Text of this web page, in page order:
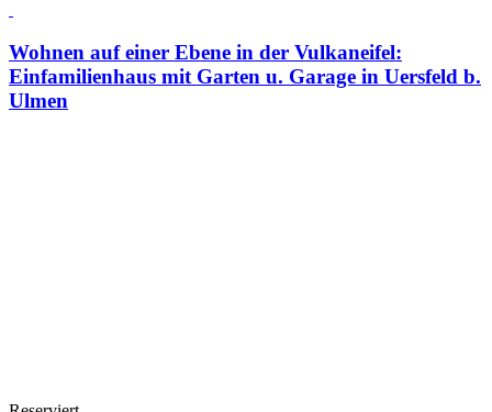
Wohnen auf einer Ebene in der Vulkaneifel:
Einfamilienhaus mit Garten u. Garage in Uersfeld b.
Ulmen